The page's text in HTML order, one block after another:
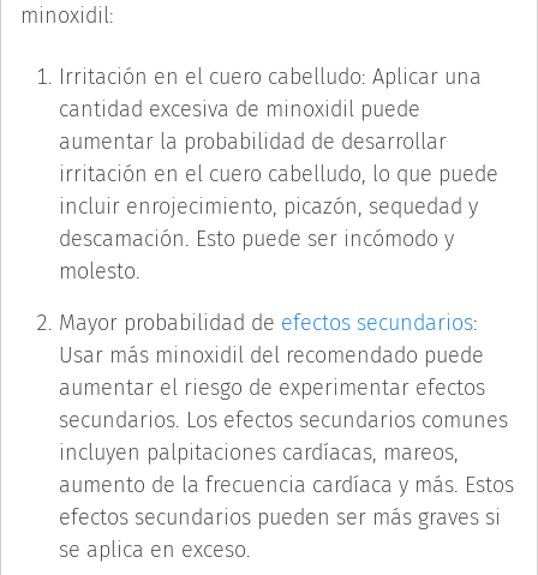
minoxidil:
Irritación en el cuero cabelludo: Aplicar una
cantidad excesiva de minoxidil puede
aumentar la probabilidad de desarrollar
irritación en el cuero cabelludo, lo que puede
incluir enrojecimiento, picazón, sequedad y
descamación. Esto puede ser incómodo y
molesto.
Mayor probabilidad de efectos secundarios:
Usar más minoxidil del recomendado puede
aumentar el riesgo de experimentar efectos
secundarios. Los efectos secundarios comunes
incluyen palpitaciones cardíacas, mareos,
aumento de la frecuencia cardíaca y más. Estos
efectos secundarios pueden ser más graves si
se aplica en exceso.